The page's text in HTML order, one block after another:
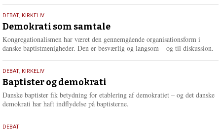
18.
maj
2026
DEBAT, KIRKELIV
Demokrati som samtale
Kongregationalismen har været den gennemgående organisationsform i
danske baptistmenigheder. Den er besværlig og langsom – og til diskussion.
18.
maj
2026
DEBAT, KIRKELIV
Baptister og demokrati
Danske baptister fik betydning for etablering af demokratiet – og det danske
demokrati har haft indflydelse på baptisterne.
18.
DEBAT